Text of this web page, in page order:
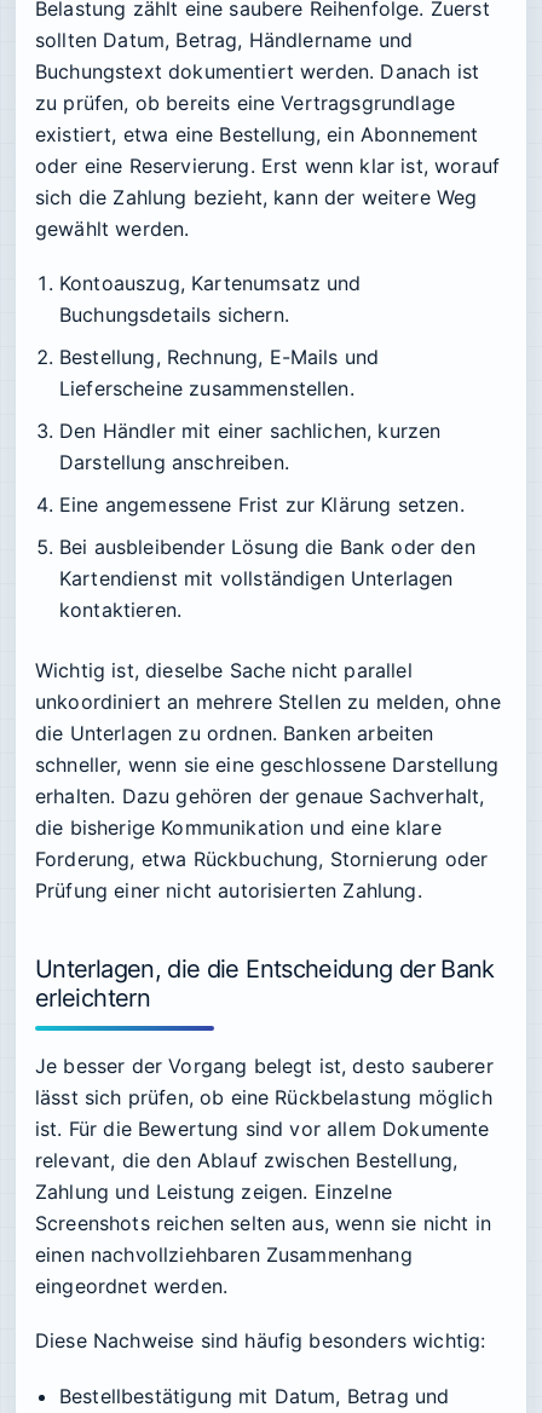
Belastung zählt eine saubere Reihenfolge. Zuerst
sollten Datum, Betrag, Händlername und
Buchungstext dokumentiert werden. Danach ist
zu prüfen, ob bereits eine Vertragsgrundlage
existiert, etwa eine Bestellung, ein Abonnement
oder eine Reservierung. Erst wenn klar ist, worauf
sich die Zahlung bezieht, kann der weitere Weg
gewählt werden.
Kontoauszug, Kartenumsatz und
Buchungsdetails sichern.
Bestellung, Rechnung, E-Mails und
Lieferscheine zusammenstellen.
Den Händler mit einer sachlichen, kurzen
Darstellung anschreiben.
Eine angemessene Frist zur Klärung setzen.
Bei ausbleibender Lösung die Bank oder den
Kartendienst mit vollständigen Unterlagen
kontaktieren.
Wichtig ist, dieselbe Sache nicht parallel
unkoordiniert an mehrere Stellen zu melden, ohne
die Unterlagen zu ordnen. Banken arbeiten
schneller, wenn sie eine geschlossene Darstellung
erhalten. Dazu gehören der genaue Sachverhalt,
die bisherige Kommunikation und eine klare
Forderung, etwa Rückbuchung, Stornierung oder
Prüfung einer nicht autorisierten Zahlung.
Unterlagen, die die Entscheidung der Bank
erleichtern
Je besser der Vorgang belegt ist, desto sauberer
lässt sich prüfen, ob eine Rückbelastung möglich
ist. Für die Bewertung sind vor allem Dokumente
relevant, die den Ablauf zwischen Bestellung,
Zahlung und Leistung zeigen. Einzelne
Screenshots reichen selten aus, wenn sie nicht in
einen nachvollziehbaren Zusammenhang
eingeordnet werden.
Diese Nachweise sind häufig besonders wichtig:
Bestellbestätigung mit Datum, Betrag und